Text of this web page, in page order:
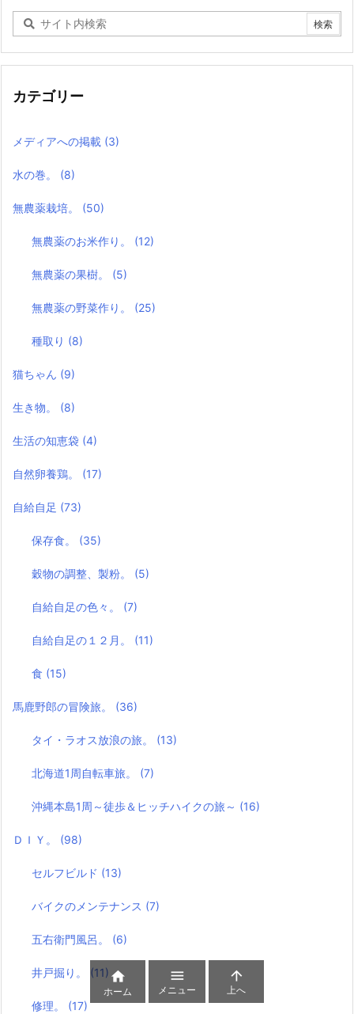
カテゴリー
メディアへの掲載 (3)
水の巻。 (8)
無農薬栽培。 (50)
無農薬のお米作り。 (12)
無農薬の果樹。 (5)
無農薬の野菜作り。 (25)
種取り (8)
猫ちゃん (9)
生き物。 (8)
生活の知恵袋 (4)
自然卵養鶏。 (17)
自給自足 (73)
保存食。 (35)
穀物の調整、製粉。 (5)
自給自足の色々。 (7)
自給自足の１２月。 (11)
食 (15)
馬鹿野郎の冒険旅。 (36)
タイ・ラオス放浪の旅。 (13)
北海道1周自転車旅。 (7)
沖縄本島1周～徒歩＆ヒッチハイクの旅～ (16)
ＤＩＹ。 (98)
セルフビルド (13)
バイクのメンテナンス (7)
五右衛門風呂。 (6)
井戸掘り。 (11)
修理。 (17)

ホーム

メニュー

上へ